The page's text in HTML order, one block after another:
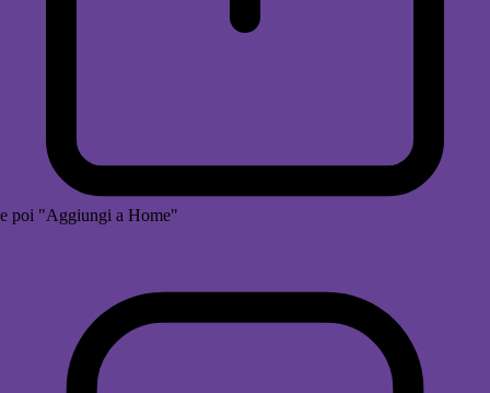
e poi "Aggiungi a Home"